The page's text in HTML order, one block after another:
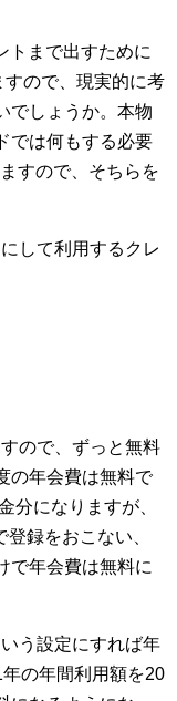
トまで出すために
ので、現実的に考
でしょうか。本物
では何もする必要
すので、そちらを
して利用するクレ
ので、ずっと無料
の年会費は無料で
分になりますが、
録をおこない、
で年会費は無料に
う設定にすれば年
の年間利用額を20